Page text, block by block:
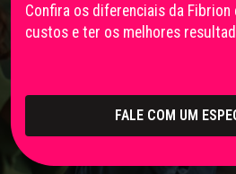
Confira os diferenciais da
custos e ter os melhores
FALE COM UM